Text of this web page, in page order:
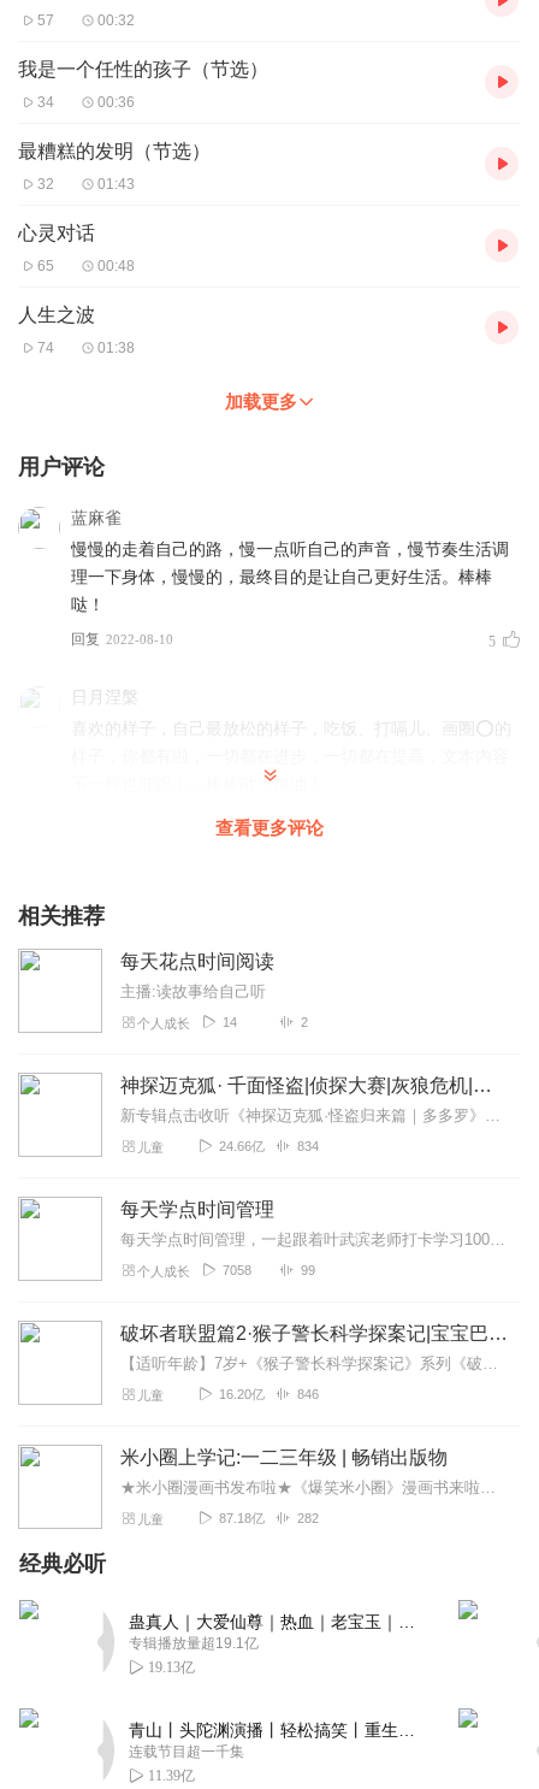
57 00:32
我是一个任性的孩子（节选）
34 00:36
最糟糕的发明（节选）
32 01:43
心灵对话
65 00:48
人生之波
74 01:38
加载更多
用户评论
蓝麻雀
慢慢的走着自己的路，慢一点听自己的声音，慢节奏生活调
理一下身体，慢慢的，最终目的是让自己更好生活。棒棒
哒！
回复 2022-08-10 5
日月涅槃
喜欢的样子，自己最放松的样子，吃饭、打嗝儿、画圈⭕的
不一样也能跟上，棒棒哒！加油！
听了此专辑后，学习成绩上去了，被校花校草表白了，工作
们开开心心。总而言之一句话那就是心想事成！耶
2022-09-20
书是人类进步的阶梯。多读书读好书，是我们所需要的，现
代人生活节奏快，心情浮躁静不下心看书，谢谢主播，精心
挑选了那么多好书，用她那甜美的声音演播给我们听，严重
2022-09-20
查看更多评论
相关推荐
每天花点时间阅读
主播:读故事给自己听
个人成长 14 2
神探迈克狐· 千面怪盗|侦探大赛|灰狼危机|多多罗
新专辑点击收听《神探迈克狐·怪盗归来篇｜多多罗》！！！>>>点击进入主播橱窗购买《神探迈克狐》系列图书吧!<<<多多罗故事【点击前往】收听多多罗其他好玩有趣的故...
儿童 24.66亿 834
每天学点时间管理
每天学点时间管理，一起跟着叶武滨老师打卡学习100天！每天早上6点日更一条音频哦~
个人成长 7058 99
破坏者联盟篇2·猴子警长科学探案记|宝宝巴士故事
【适听年龄】7岁+《猴子警长科学探案记》系列《破坏者联盟篇1·猴子警长科学探案记》>>>《破坏者联盟篇2·猴子警长科学探案记》>>>《破坏者联盟篇3·猴子警长科...
儿童 16.20亿 846
米小圈上学记:一二三年级 | 畅销出版物
★米小圈漫画书发布啦★《爆笑米小圈》漫画书来啦《米小圈上学记》一二三年级正版广播剧！《米小圈上学记》系列是儿童作家北猫最新创作的儿童小说系列，作品诙谐幽默、好...
儿童 87.18亿 282
经典必听
专辑播放量超19.1亿
19.13亿
连载节目超一千集
11.39亿